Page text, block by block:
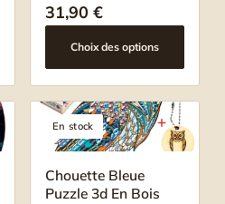
31,90 €Plage de prix :
Choix des options
En stock
Chouette Bleue
Puzzle 3d En Bois